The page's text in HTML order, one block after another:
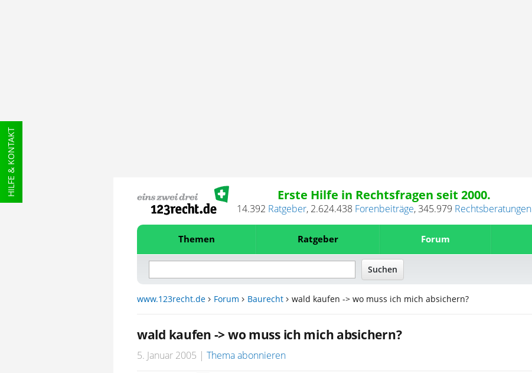
HILFE & KONTAKT Erste Hilfe in Rechtsfragen seit 2000.
14.392 Ratgeber, 2.624.438 Forenbeiträge,345.979 Rechtsberatungen
Themen Ratgeber Forum
www.123recht.de Forum Baurecht wald kaufen -> wo muss ich mich absichern?
wald kaufen -> wo muss ich mich absichern?
5. Januar 2005 Thema abonnieren